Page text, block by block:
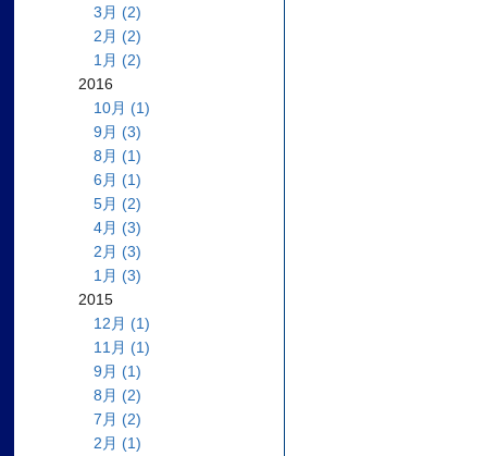
3月 (2)
2月 (2)
1月 (2)
2016
10月 (1)
9月 (3)
8月 (1)
6月 (1)
5月 (2)
4月 (3)
2月 (3)
1月 (3)
2015
12月 (1)
11月 (1)
9月 (1)
8月 (2)
7月 (2)
2月 (1)